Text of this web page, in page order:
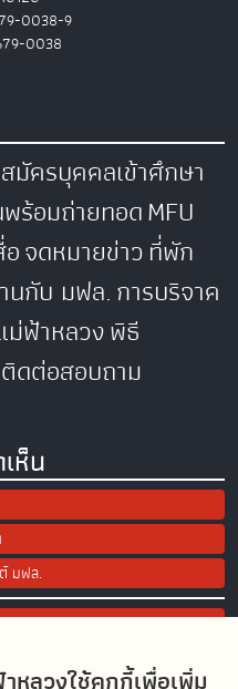
หลวงใช้คุกกี้เพื่อเพิ่ม
0038-9
0038
มัครบุคคลเข้าศึกษา
ร้อมถ่ายทอดMFU
จดหมายข่าวที่พัก
นกับ มฟล.การบริจาค
ฟ้าหลวงพิธี
ติดต่อสอบถาม
ห็น
มฟล.